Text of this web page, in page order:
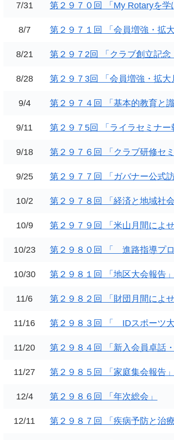
7/31 第２９７０回 「My Rotaryを
8/7 第２９７１回 「会員増強・拡
8/21 第２９７2回 「クラブ創立記
8/28 第２９７3回 「会員増強・拡大
9/4 第２９７４回 「基本的教育と
9/11 第２９７5回 「ライラセミナー
9/18 第２９７６回 「クラブ研修セ
9/25 第２９７７回 「ガバナー公式訪
10/2 第２９７８回 「経済と地域社
10/9 第２９７９回 「米山月間によ
10/23 第２９８０回 「 進路指導プ
10/30 第２９８１回 「地区大会報告」
11/6 第２９８２回 「財団月間によ
11/16 第２９８３回 「 IDスポーツ
11/20 第２９８４回 「新入会員卓話
11/27 第２９８５回 「家庭集会報告」
12/4 第２９８６回 「年次総会」
12/11 第２９８７回 「疾病予防と治療